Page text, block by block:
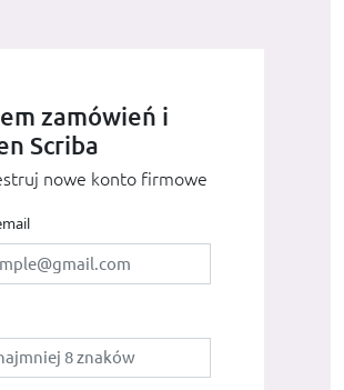
zamówień i
Scriba
nowe konto firmowe